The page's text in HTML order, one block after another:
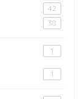
42
38
1
1